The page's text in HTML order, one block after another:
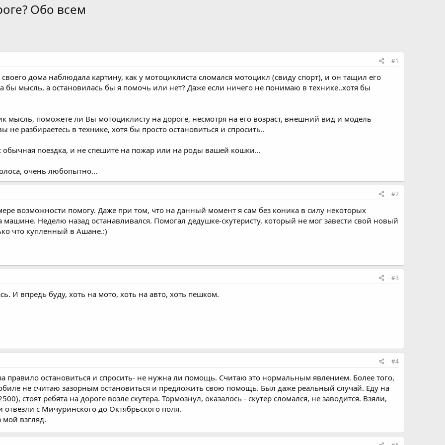
Обо всем
#1
дома наблюдала картину, как у мотоциклиста сломался мотоцикл (свиду спорт), и он тащил его
бы мысль, а остановилась бы я помочь или нет? Даже если ничего не понимаю в технике..хотя бы
мысль, поможете ли Вы мотоциклисту на дороге, несмотря на его возраст, внешний вид и модель
не разбираетесь в технике, хотя бы просто остановиться и спросить..
обычная поездка, и не спешите на пожар или на роды вашей кошки...
очень любопытно...
#2
возможности помогу. Даже при том, что на данный момент я сам без коника в силу некоторых
машине. Неделю назад останавливался. Помогал дедушке-скутеристу, который не мог завести свой новый
что купленный в Ашане.:)
#3
И впредь буду, хоть на мото, хоть на авто, хоть пешком.
#4
правило остановиться и спросить- не нужна ли помощь. Считаю это нормальным явлением. Более того,
не считаю зазорным остановиться и предложить свою помощь. Был даже реальный случай. Еду на
стоят ребята на дороге возле скутера. Тормознул, оказалось - скутер сломался, не заводится. Взяли,
отвезли с Мичуринского до Октябрьского поля.
мой взгляд.